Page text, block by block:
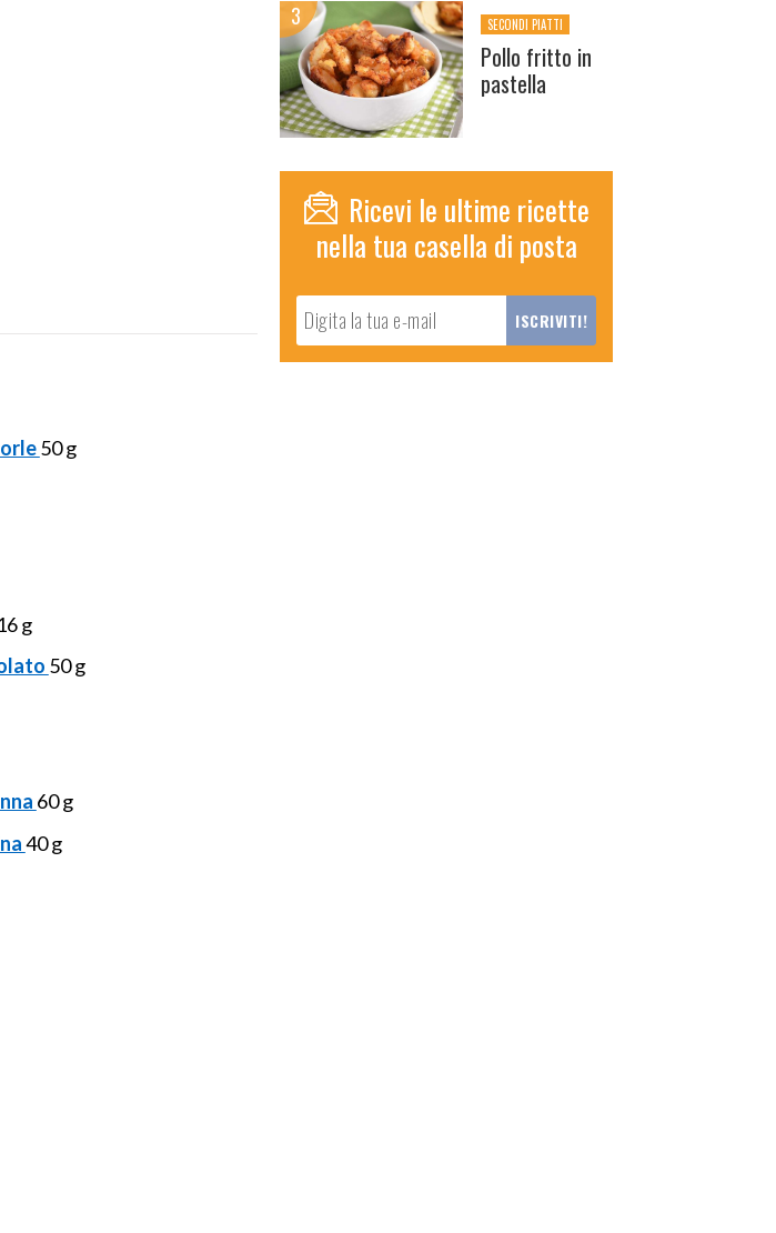
SECONDI PIATTI
Pollo fritto in
pastella
Ricevi le ultime ricette
nella tua casella di posta
50 g
g
50 g
60 g
40 g